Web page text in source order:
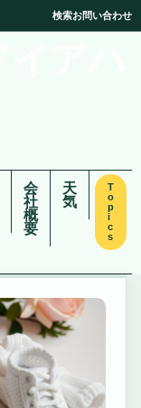
検索お問い合わせ
会
社
概
要
天
気
T
o
p
i
c
s